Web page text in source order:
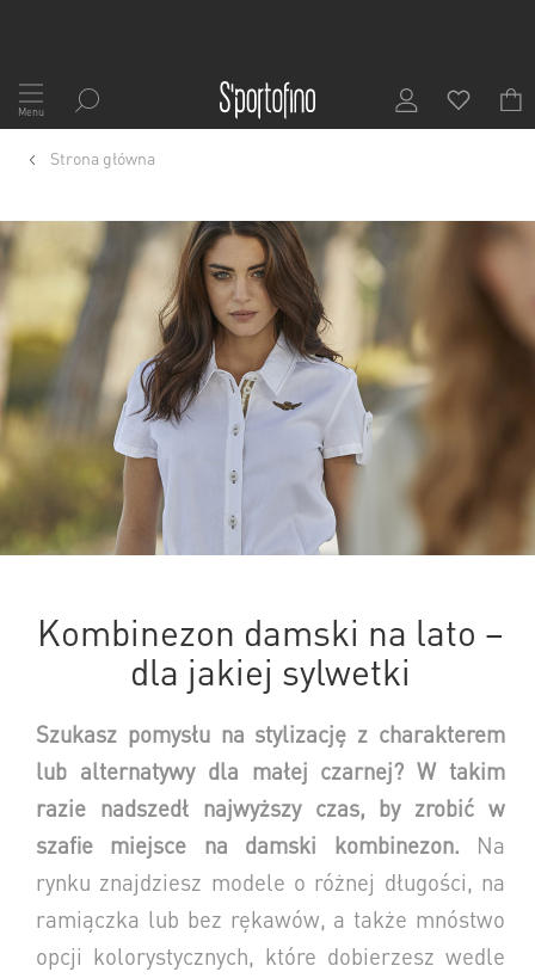
Przejdź
do
treści
Menu
Strona główna
Kombinezon damski na lato –
dla jakiej sylwetki
Szukasz pomysłu na stylizację z charakterem
lub alternatywy dla małej czarnej? W takim
razie nadszedł najwyższy czas, by zrobić w
szafie miejsce na damski kombinezon. Na
rynku znajdziesz modele o różnej długości, na
ramiączka lub bez rękawów, a także mnóstwo
opcji kolorystycznych, które dobierzesz wedle